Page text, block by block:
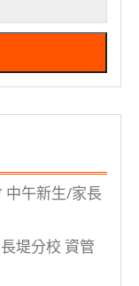
中午新生/家長
堤分校 資管